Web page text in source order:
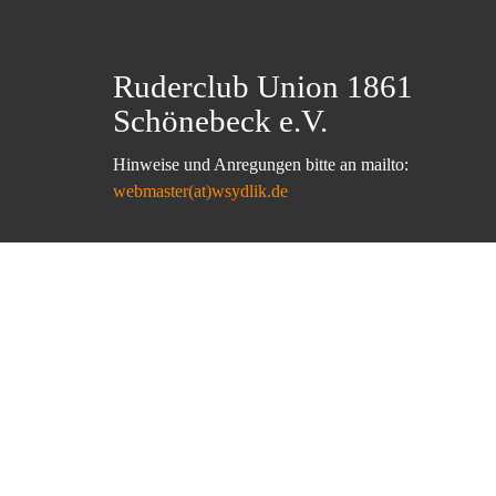
Ruderclub Union 1861
Schönebeck e.V.
Hinweise und Anregungen bitte an mailto:
webmaster(at)wsydlik.de